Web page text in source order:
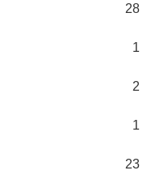
28
1
2
1
23